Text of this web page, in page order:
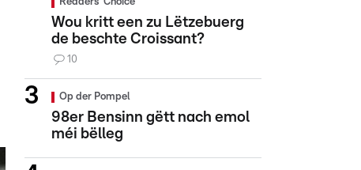
Wou kritt een zu Lëtzebuerg
de beschte Croissant?
10
Op der Pompel
98er Bensinn gëtt nach emol
méi bëlleg